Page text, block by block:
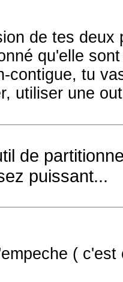
de tes deux
qu'elle
contigue, tu
utiliser une
de
puissant...
( c'est